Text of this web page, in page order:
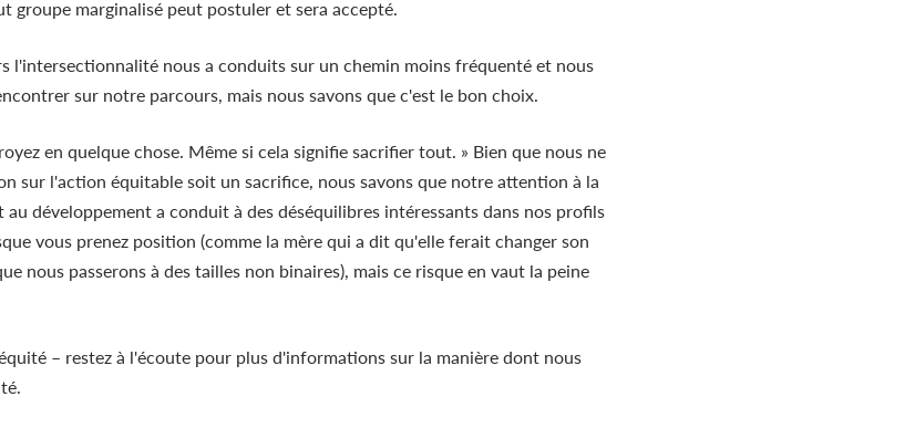
groupe marginalisé peut postuler et sera accepté.
l'intersectionnalité nous a conduits sur un chemin moins fréquenté et nous
sur notre parcours, mais nous savons que c'est le bon choix.
en quelque chose. Même si cela signifie sacrifier tout. » Bien que nous ne
sur l'action équitable soit un sacrifice, nous savons que notre attention à la
développement a conduit à des déséquilibres intéressants dans nos profils
vous prenez position (comme la mère qui a dit qu'elle ferait changer son
nous passerons à des tailles non binaires), mais ce risque en vaut la peine
– restez à l'écoute pour plus d'informations sur la manière dont nous